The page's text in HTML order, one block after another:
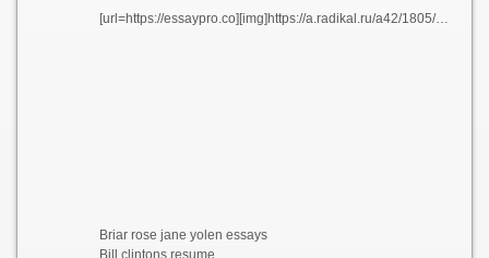
[url=https://essaypro.co][img]https://a.radikal.ru/a42/1805/3f/522f9047a3e7.png[/img][/url]
Briar rose jane yolen essays
Bill clintons resume